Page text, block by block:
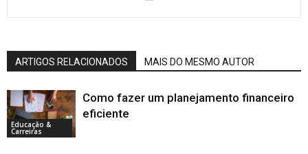
ARTIGOS RELACIONADOS MAIS DO MESMO AUTOR
Educação &
Carreiras
Como fazer um planejamento financeiro
eficiente